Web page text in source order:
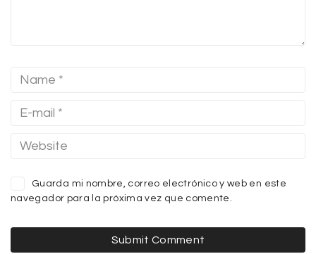
Guarda mi nombre, correo electrónico y web en este
navegador para la próxima vez que comente.